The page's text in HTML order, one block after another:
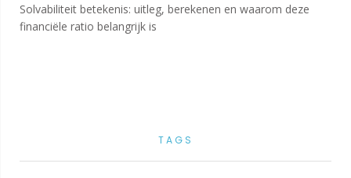
Solvabiliteit betekenis: uitleg, berekenen en waarom deze
financiële ratio belangrijk is
TAGS